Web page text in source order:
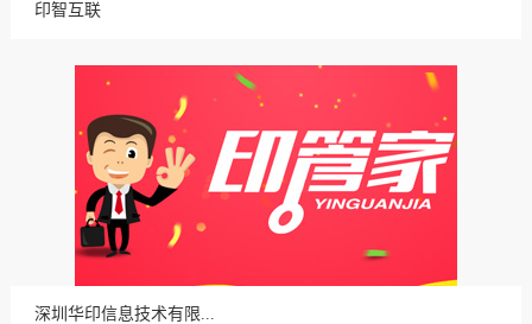
印智互联
深圳华印信息技术有限...